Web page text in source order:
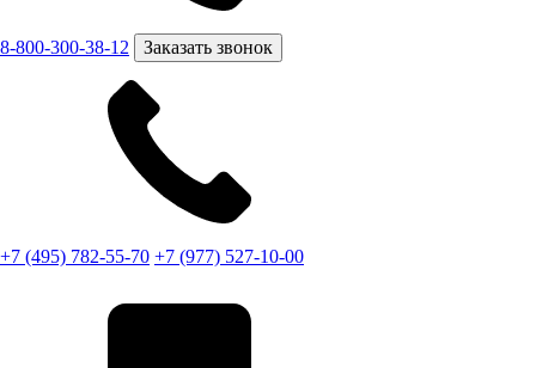
8-800-300-38-12 Заказать звонок
+7 (495) 782-55-70 +7 (977) 527-10-00